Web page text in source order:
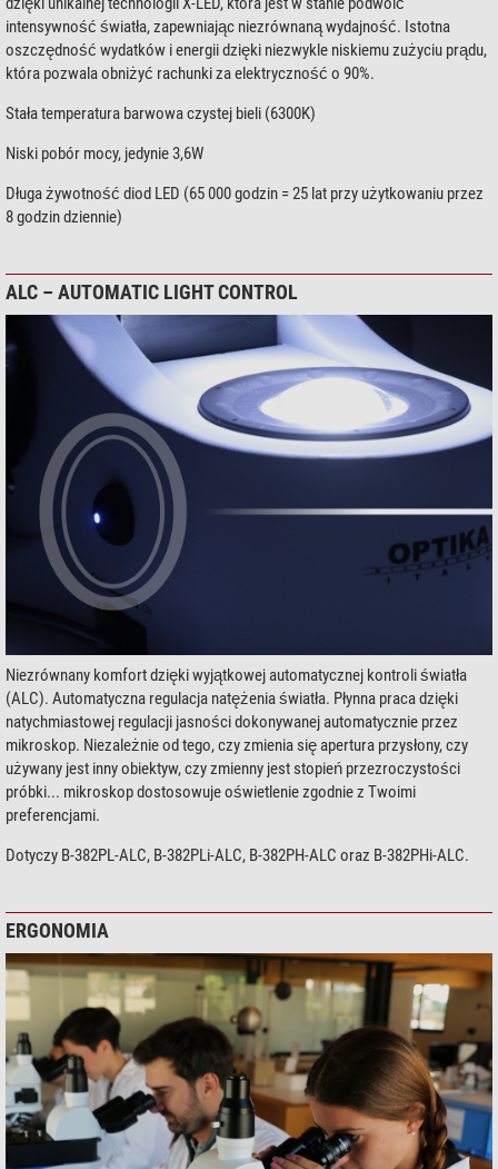
intensywność światła, zapewniając niezrównaną wydajność. Istotna
oszczędność wydatków i energii dzięki niezwykle niskiemu zużyciu prądu,
która pozwala obniżyć rachunki za elektryczność o 90%.
Stała temperatura barwowa czystej bieli (6300K)
Niski pobór mocy, jedynie 3,6W
Długa żywotność diod LED (65 000 godzin = 25 lat przy użytkowaniu przez
8 godzin dziennie)
ALC – AUTOMATIC LIGHT CONTROL
Niezrównany komfort dzięki wyjątkowej automatycznej kontroli światła
(ALC). Automatyczna regulacja natężenia światła. Płynna praca dzięki
natychmiastowej regulacji jasności dokonywanej automatycznie przez
mikroskop. Niezależnie od tego, czy zmienia się apertura przysłony, czy
używany jest inny obiektyw, czy zmienny jest stopień przezroczystości
próbki... mikroskop dostosowuje oświetlenie zgodnie z Twoimi
preferencjami.
Dotyczy B-382PL-ALC, B-382PLi-ALC, B-382PH-ALC oraz B-382PHi-ALC.
ERGONOMIA